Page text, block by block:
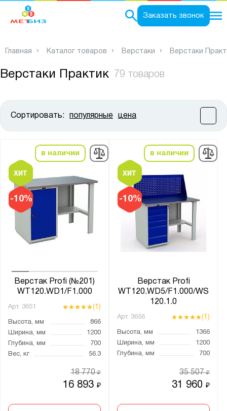
Заказать звонок
Главная Каталог товаров Верстаки Верстаки
Верстаки Практик 79 товаров
Сортировать: популярные цена
-10%
в наличии
Верстак Profi (№201)
WT120.WD1/F1.000
Арт. 3651 (1)
Высота, мм
866
Ширина, мм
1200
Глубина, мм
700
Вес, кг
56.3
16 893₽
18 770₽
-10%
в наличии
Верстак Profi
WT120.WD5/F1.000/WS
120.1.0
Арт. 3656 (1)
Высота, мм
1366
Ширина, мм
1200
Глубина, мм
700
31 960₽
35 507₽
Высота, мм:
от до
Ширина, мм:
до
от до
Экран:
1 экран
1 экран c подсветкой
1 экран и крепление для светильника
1 экран и освещение
2 экрана